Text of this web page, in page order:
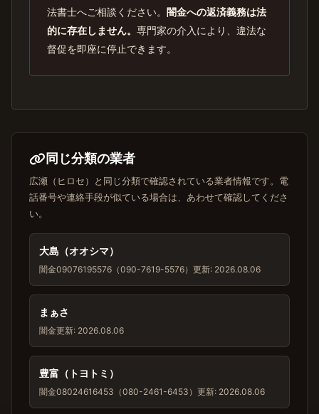
法書士へご相談ください。 闇金への返済義務は法
的に存在しません。 専門家の介入により、違法な
督促を即座に停止できます。
同じ分類の業者
広瀬（ヒロセ）と同じ分類で確認されている業者情報です。電
話番号や連絡手段が似ている場合は、あわせて確認してくださ
い。
大島（オオシマ）
闇金09076195576（090-7619-5576） 更新: 2026.08.06
まぁさ
闇金更新: 2026.08.06
豊富（トヨトミ）
闇金08024616453（080-2461-6453） 更新: 2026.08.06